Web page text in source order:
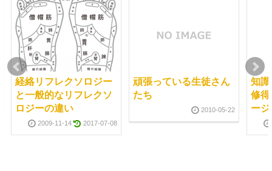
経絡リフレクソロジー
と一般的なリフレクソ
ロジーの違い
2009-11-14 2017-07-08
頑張っている生徒さん
たち
2010-05-22
知
修
ージ